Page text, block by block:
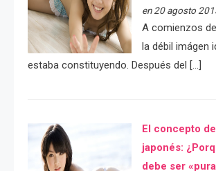
en 20 agosto
A comienzos
la débil imágen
estaba constituyendo. Después del […]
El concepto
japonés:
debe ser